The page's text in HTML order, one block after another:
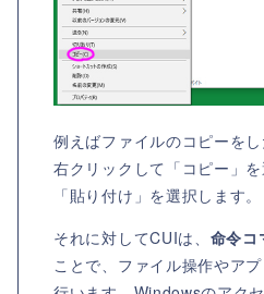
例えばファイルのコピーを
右クリックして「コピー」
「貼り付け」を選択します。
それに対してCUIは、 命令コ
ことで、ファイル操作やア